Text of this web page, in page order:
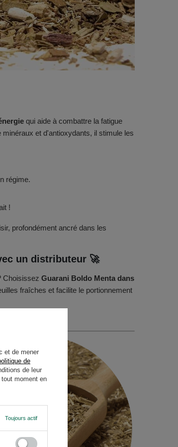
qui aide à combattre la fatigue
et d'antioxydants, il stimule les
régime.
!
profondément ancré dans les
un distributeur 🚀
ChoisissezGuarani Boldo Menta dans
fraîches et facilite le portionnement
et de mener
de
de leur
moment en
Toujours actif